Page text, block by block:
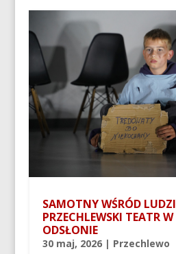
SAMOTNY WŚRÓD
PRZECHLEWSKI TEATR W
ODSŁONIE
30 maj, 2026| Przechlewo